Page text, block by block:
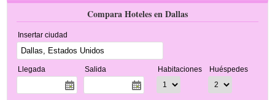
Compara Hoteles en Dallas
Insertar ciudad
Llegada Salida Habitaciones Huéspedes